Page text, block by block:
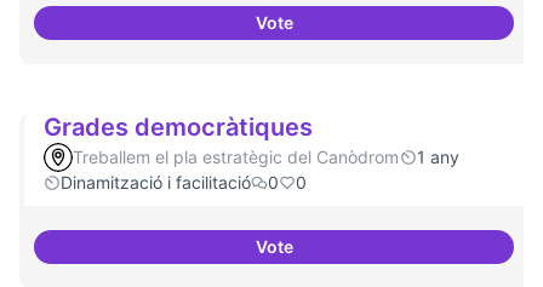
VoteSuport a projectes digitals i
Grades democràtiques
Treballem el pla estratègic del Canòdrom
1 any
Dinamització i facilitació
0 0
VoteGrades democràtiques